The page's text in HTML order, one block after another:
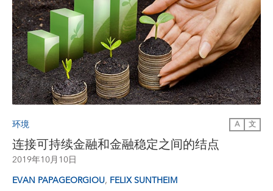
环境 A 文
连接可持续金融和金融稳定之间的结点
2019年10月10日
EVAN PAPAGEORGIOU, FELIX SUNTHEIM